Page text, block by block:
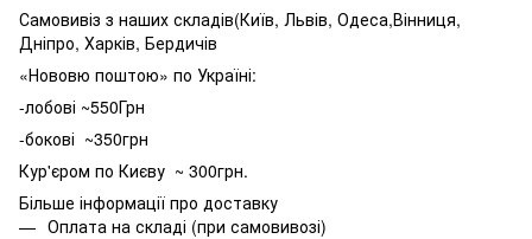
Самовивіз з наших складів(Київ, Львів, Одеса,Вінниця,
Дніпро, Харків, Бердичів
«Нововю поштою» по Україні:
-лобові ~550Грн
-бокові ~350грн
Кур'єром по Києву ~ 300грн.
Більше інформації про доставку
Оплата на складі (при самовивозі)